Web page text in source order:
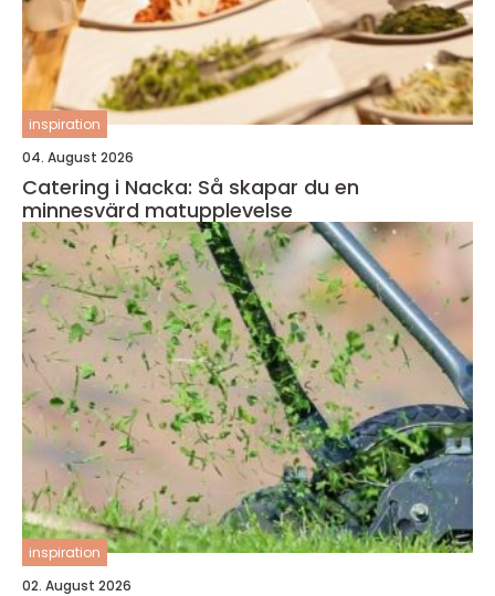
inspiration
04. August 2026
Catering i Nacka: Så skapar du en
minnesvärd matupplevelse
inspiration
02. August 2026